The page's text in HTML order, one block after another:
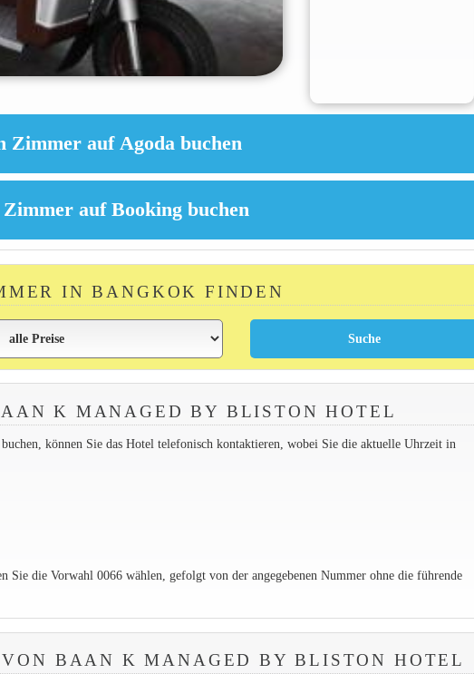
IN BANGKOK FINDEN
K MANAGED BY BLISTON HOTEL
können Sie das Hotel telefonisch kontaktieren, wobei Sie die aktuelle Uhrzeit in
Sie die Vorwahl 0066 wählen, gefolgt von der angegebenen Nummer ohne die führende
BAAN K MANAGED BY BLISTON HOTEL